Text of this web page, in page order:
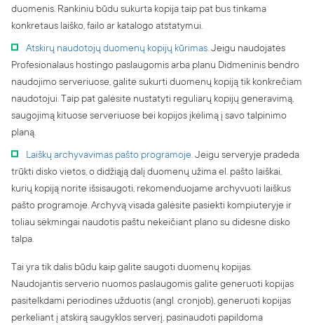
duomenis. Rankiniu būdu sukurta kopija taip pat bus tinkama
konkretaus laiško, failo ar katalogo atstatymui.
Atskirų naudotojų duomenų kopijų kūrimas.Jeigu naudojatės
Profesionalaus hostingo paslaugomis arba planu Didmeninis bendro
naudojimo serveriuose, galite sukurti duomenų kopiją tik konkrečiam
naudotojui. Taip pat galėsite nustatyti reguliarų kopijų generavimą,
saugojimą kituose serveriuose bei kopijos įkėlimą į savo talpinimo
planą.
Laiškų archyvavimas pašto programoje. Jeigu serveryje pradeda
trūkti disko vietos, o didžiąją dalį duomenų užima el. pašto laiškai,
kurių kopiją norite išsisaugoti, rekomenduojame archyvuoti laiškus
pašto programoje. Archyvą visada galėsite pasiekti kompiuteryje ir
toliau sėkmingai naudotis paštu nekeičiant plano su didesne disko
talpa.
Tai yra tik dalis būdu kaip galite saugoti duomenų kopijas.
Naudojantis serverio nuomos paslaugomis galite generuoti kopijas
pasitelkdami periodines užduotis (angl. cronjob), generuoti kopijas
perkeliant į atskirą saugyklos serverį, pasinaudoti papildoma